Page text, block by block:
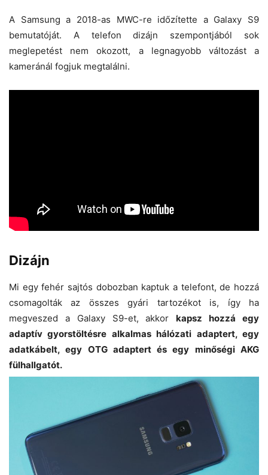
A Samsung a 2018-as MWC-re időzítette a Galaxy S9
bemutatóját. A telefon dizájn szempontjából sok
meglepetést nem okozott, a legnagyobb változást a
kameránál fogjuk megtalálni.
Dizájn
Mi egy fehér sajtós dobozban kaptuk a telefont, de hozzá
csomagolták az összes gyári tartozékot is, így ha
megveszed a Galaxy S9-et, akkorkapsz hozzá egy
adaptív gyorstöltésre alkalmas hálózati adaptert, egy
adatkábelt, egy OTG adaptert és egy minőségi AKG
fülhallgatót.